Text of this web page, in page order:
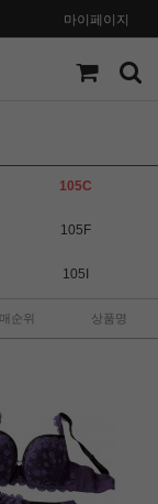
마이페이지
105C
105F
105I
순위 상품명